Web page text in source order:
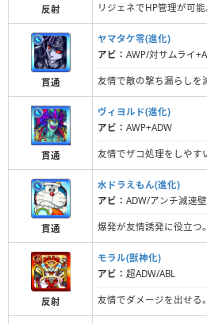
反射 リジェネでHP管理が可能
貫通
ヤマタケ零(進化)
アビ： AWP/対サムライ
友情で敵の撃ち漏らしを
貫通
ヴィヨルド(進化)
アビ： AWP+ADW
友情でザコ処理をしやす
貫通
水ドラえもん(進化)
アビ： ADW/アンチ減速
爆発が友情誘発に役立つ。
反射
モラル(獣神化)
アビ： 超ADW/ABL
友情でダメージを出せる。